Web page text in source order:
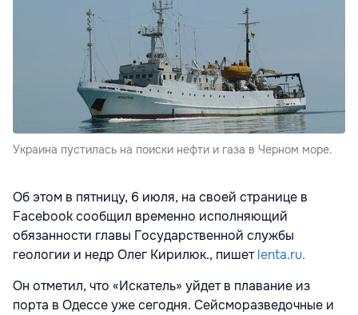
Украина пустилась на поиски нефти и газа в Черном море.
Об этом в пятницу, 6 июля, на своей странице в
Facebook сообщил временно исполняющий
обязанности главы Государственной службы
геологии и недр Олег Кирилюк., пишетlenta.ru.
Он отметил, что «Искатель» уйдет в плавание из
порта в Одессе уже сегодня. Сейсморазведочные и